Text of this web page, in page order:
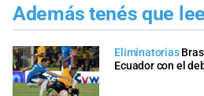
Además tenés que
Eliminatorias
Ecuador con el